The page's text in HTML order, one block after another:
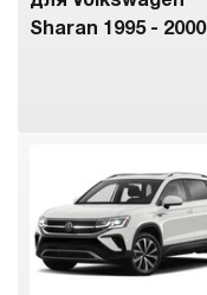
Sharan 1995 - 2000